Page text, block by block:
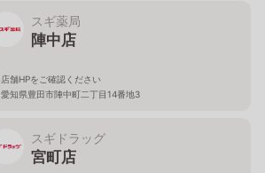
スギ薬局
陣中店
店舗HPをご確認ください
愛知県豊田市陣中町二丁目14番地3
スギドラッグ
宮町店